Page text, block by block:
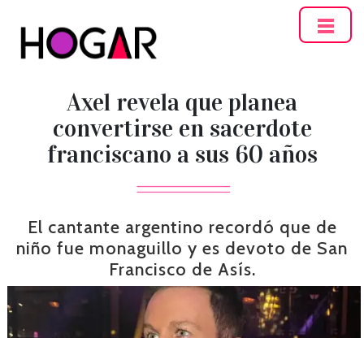
Axel revela que planea
convertirse en sacerdote
franciscano a sus 60 años
El cantante argentino recordó que de
niño fue monaguillo y es devoto de San
Francisco de Asís.